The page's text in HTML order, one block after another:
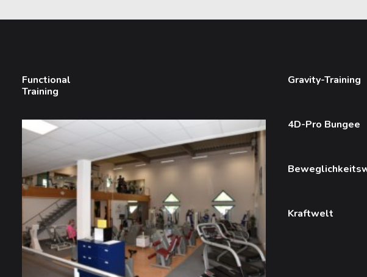
Functional
Training
Gravity-Training
4D-Pro Bungee
Kraftwelt